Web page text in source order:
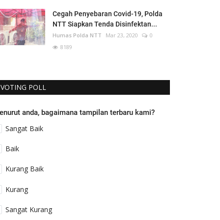
Cegah Penyebaran Covid-19, Polda
NTT Siapkan Tenda Disinfektan...
Humas Polda NTT Mar 23, 2020
0
8189
VOTING POLL
anda, bagaimana tampilan terbaru kami?
Sangat Baik
Baik
Kurang Baik
Kurang
Sangat Kurang